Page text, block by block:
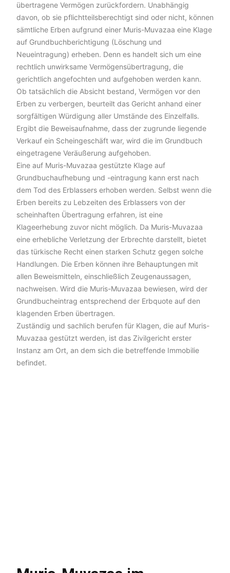
übertragene Vermögen zurückfordern. Unabhängig
davon, ob sie pflichtteilsberechtigt sind oder nicht, können
sämtliche Erben aufgrund einer Muris-Muvazaa eine Klage
auf Grundbuchberichtigung (Löschung und
Neueintragung) erheben. Denn es handelt sich um eine
rechtlich unwirksame Vermögensübertragung, die
gerichtlich angefochten und aufgehoben werden kann.
Ob tatsächlich die Absicht bestand, Vermögen vor den
Erben zu verbergen, beurteilt das Gericht anhand einer
sorgfältigen Würdigung aller Umstände des Einzelfalls.
Ergibt die Beweisaufnahme, dass der zugrunde liegende
Verkauf ein Scheingeschäft war, wird die im Grundbuch
eingetragene Veräußerung aufgehoben.
Eine auf Muris-Muvazaa gestützte Klage auf
Grundbuchaufhebung und -eintragung kann erst nach
dem Tod des Erblassers erhoben werden. Selbst wenn die
Erben bereits zu Lebzeiten des Erblassers von der
scheinhaften Übertragung erfahren, ist eine
Klageerhebung zuvor nicht möglich. Da Muris-Muvazaa
eine erhebliche Verletzung der Erbrechte darstellt, bietet
das türkische Recht einen starken Schutz gegen solche
Handlungen. Die Erben können ihre Behauptungen mit
allen Beweismitteln, einschließlich Zeugenaussagen,
nachweisen. Wird die Muris-Muvazaa bewiesen, wird der
Grundbucheintrag entsprechend der Erbquote auf den
klagenden Erben übertragen.
Zuständig und sachlich berufen für Klagen, die auf Muris-
Muvazaa gestützt werden, ist das Zivilgericht erster
Instanz am Ort, an dem sich die betreffende Immobilie
befindet.